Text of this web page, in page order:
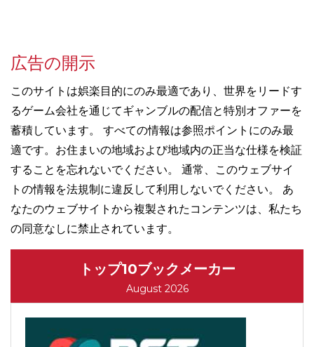
広告の開示
このサイトは娯楽目的にのみ最適であり、世界をリードす
るゲーム会社を通じてギャンブルの配信と特別オファーを
蓄積しています。 すべての情報は参照ポイントにのみ最
適です。お住まいの地域および地域内の正当な仕様を検証
することを忘れないでください。 通常、このウェブサイ
トの情報を法規制に違反して利用しないでください。 あ
なたのウェブサイトから複製されたコンテンツは、私たち
の同意なしに禁止されています。
トップ10ブックメーカー
August 2026